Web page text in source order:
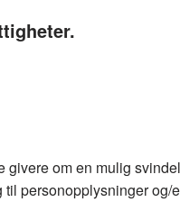
om en mulig
personopplysninger og/